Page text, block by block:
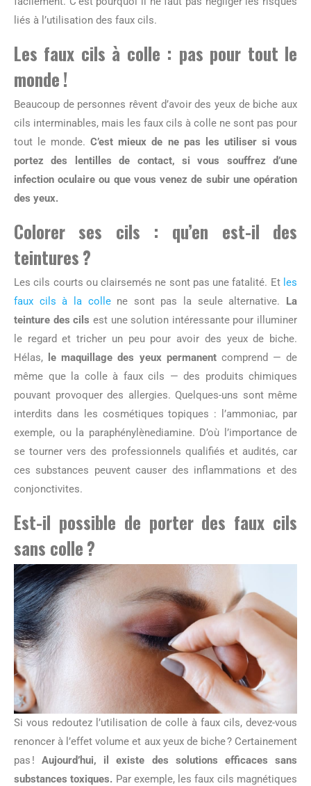
liés à l’utilisation des faux cils.
Les faux cils à colle : pas pour tout le
monde !
Beaucoup de personnes rêvent d’avoir des yeux de biche aux
cils interminables, mais les faux cils à colle ne sont pas pour
tout le monde.C’est mieux de ne pas les utiliser si vous
portez des lentilles de contact, si vous souffrez d’une
infection oculaire ou que vous venez de subir une opération
des yeux.
Colorer ses cils : qu’en est-il des
teintures ?
Les cils courts ou clairsemés ne sont pas une fatalité. Et les
faux cils à la collene sont pas la seule alternative. La
teinture des cils est une solution intéressante pour illuminer
le regard et tricher un peu pour avoir des yeux de biche.
Hélas,
le maquillage des yeux permanentcomprend — de
même que la colle à faux cils — des produits chimiques
pouvant provoquer des allergies. Quelques-uns sont même
interdits dans les cosmétiques topiques : l’ammoniac, par
exemple, ou la paraphénylènediamine. D’où l’importance de
se tourner vers des professionnels qualifiés et audités, car
ces substances peuvent causer des inflammations et des
conjonctivites.
Est-il possible de porter des faux cils
sans colle ?
Si vous redoutez l’utilisation de colle à faux cils, devez-vous
renoncer à l’effet volume et aux yeux de biche ? Certainement
pas !Aujourd’hui, il existe des solutions efficaces sans
substances toxiques. Par exemple, les faux cils magnétiques